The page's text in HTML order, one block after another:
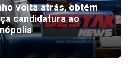
volta atrás, obtém
candidatura ao